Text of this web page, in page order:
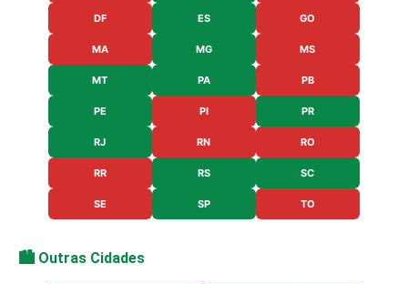
DF ES GO
MA MG MS
MT PA PB
PE PI PR
RJ RN RO
RR RS SC
SE SP TO
🏙️ Outras Cidades